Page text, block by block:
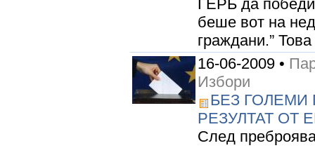
ГЕРБ да
беше вот на
граждани.”
16-06-2009 •
Избори
БЕЗ
РЕЗУЛТАТ ОТ
След